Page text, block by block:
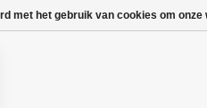
met het gebruik van cookies om